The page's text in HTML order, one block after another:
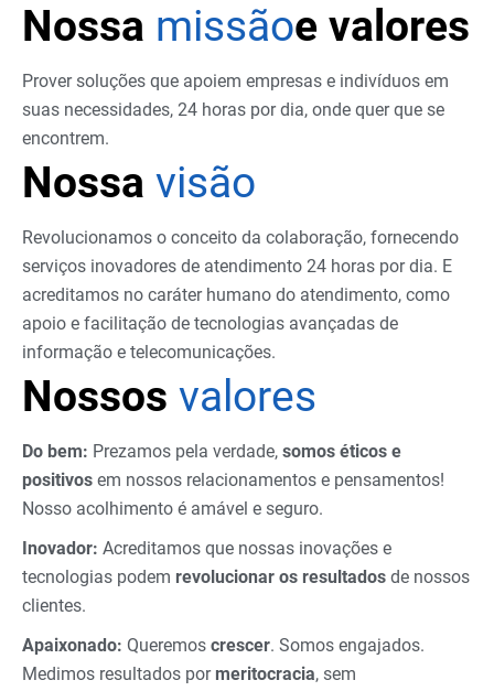
Nossa missãoe valores
Prover soluções que apoiem empresas e indivíduos em
suas necessidades, 24 horas por dia, onde quer que se
encontrem.
Nossa visão
Revolucionamos o conceito da colaboração, fornecendo
serviços inovadores de atendimento 24 horas por dia. E
acreditamos no caráter humano do atendimento, como
apoio e facilitação de tecnologias avançadas de
informação e telecomunicações.
Nossos valores
Do bem: Prezamos pela verdade, somos éticos e
positivos em nossos relacionamentos e pensamentos!
Nosso acolhimento é amável e seguro.
Inovador: Acreditamos que nossas inovações e
tecnologias podem revolucionar os resultados de nossos
clientes.
Apaixonado: Queremos crescer. Somos engajados.
Medimos resultados por meritocracia, sem